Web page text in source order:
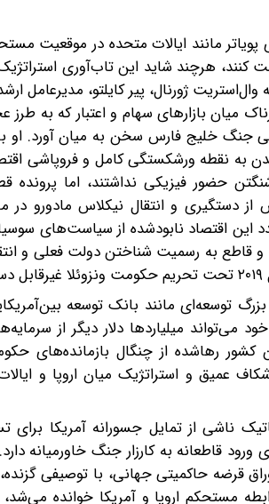
مانند ایالات متحده در موقعیت
هرچند شاید این تاب‌آوری استراتژیک
ژورنال، پیر کایلتو، مدیرعامل
میان بازارهای سهام و اعتبار که به
جنگ خلیج فارس سخن به میان آورد. او
نقطه ورشکستگی کامل و فروپاشی
حضور فیزیکی نداشتند، اما پرونده
و انتقال نیکلاس مادورو در
اقتصاد نابودشده از سیاست‌های
به رسمیت شناختن دولت فعلی و
توسعه‌ای مانند بانک توسعه
میلیاردها دلار دیگر از
رهاشده از چنگال بازمانده‌های
عمیق و استراتژیک میان اروپا و
ناشی از تمایل جسورانه آمریکا برای
قاطعانه به کارزار جنگ خاورمیانه
قرضه حاکمیتی جهانی، با توصیفی
مستحکم اروپا و آمریکا خوانده